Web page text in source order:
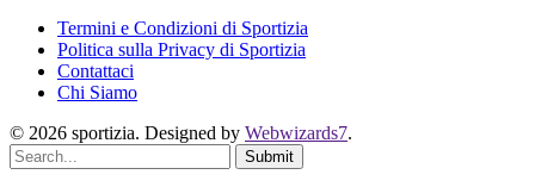
Termini e Condizioni di Sportizia
Politica sulla Privacy di Sportizia
Contattaci
Chi Siamo
© 2026 sportizia. Designed by Webwizards7.
Submit